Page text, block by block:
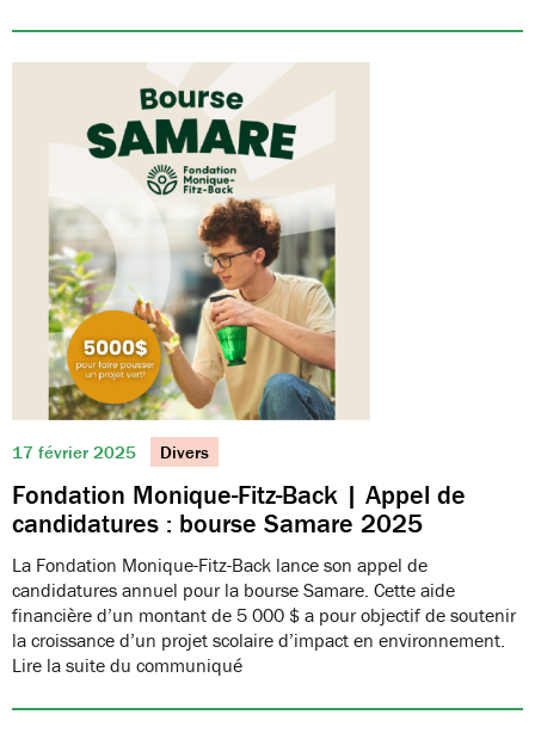
17 février 2025 Divers
Fondation Monique-Fitz-Back | Appel de
candidatures : bourse Samare 2025
La Fondation Monique-Fitz-Back lance son appel de
candidatures annuel pour la bourse Samare. Cette aide
financière d’un montant de 5 000 $ a pour objectif de soutenir
la croissance d’un projet scolaire d’impact en environnement.
Lire la suite du communiqué